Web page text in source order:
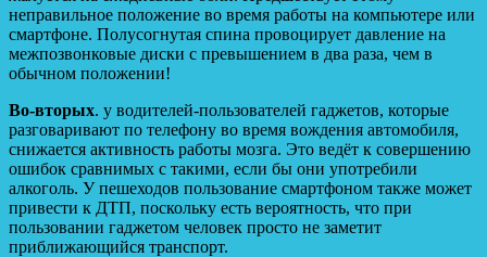
неправильное положение во время работы на компьютере или
смартфоне. Полусогнутая спина провоцирует давление на
межпозвонковые диски с превышением в два раза, чем в
обычном положении!
Во-вторых. у водителей-пользователей гаджетов, которые
разговаривают по телефону во время вождения автомобиля,
снижается активность работы мозга. Это ведёт к совершению
ошибок сравнимых с такими, если бы они употребили
алкоголь. У пешеходов пользование смартфоном также может
привести к ДТП, поскольку есть вероятность, что при
пользовании гаджетом человек просто не заметит
приближающийся транспорт.